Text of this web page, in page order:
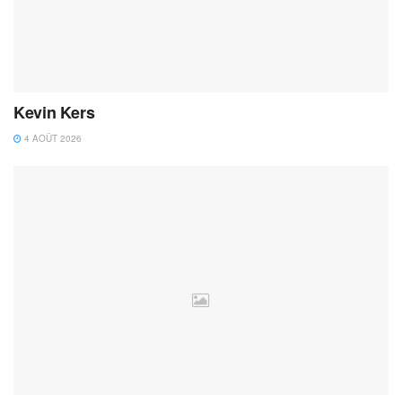
Kevin Kers
4 AOÛT 2026